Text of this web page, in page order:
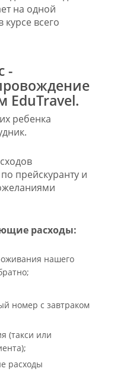
на одной
курсе всего
-
EduTravel.
ребенка
прейскуранту и
расходы:
нашего
номер с завтраком
(такси или
расходы